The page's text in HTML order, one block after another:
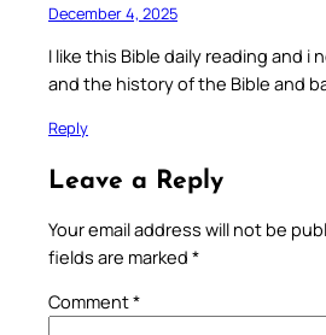
December 4, 2025
I like this Bible daily reading and i
and the history of the Bible and
Reply
Leave a Reply
Your email address will not be
fields are marked *
Comment*